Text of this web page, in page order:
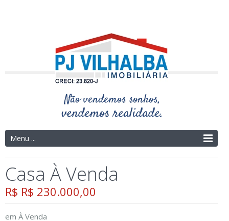
Menu ...
Casa À Venda
R$ R$ 230.000,00
em À Venda